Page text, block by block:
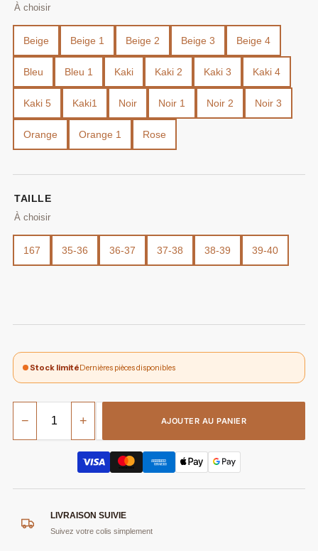
Beige Beige 1 Beige 2 Beige 3 Beige 4
Bleu Bleu 1 Kaki Kaki 2 Kaki 3 Kaki 4
Kaki 5 Kaki1 Noir Noir 1 Noir 2 Noir 3
Orange Orange 1 Rose
TAILLE
167 35-36 36-37 37-38 38-39 39-40
Stock limitéDernières pièces disponibles
− + AJOUTER AU PANIER
LIVRAISON SUIVIE
Suivez votre colis simplement